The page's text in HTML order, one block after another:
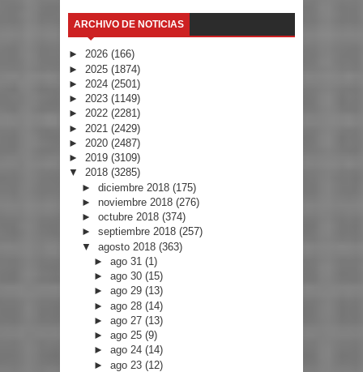
ARCHIVO DE NOTICIAS
► 2026 (166)
► 2025 (1874)
► 2024 (2501)
► 2023 (1149)
► 2022 (2281)
► 2021 (2429)
► 2020 (2487)
► 2019 (3109)
▼ 2018 (3285)
► diciembre 2018 (175)
► noviembre 2018 (276)
► octubre 2018 (374)
► septiembre 2018 (257)
▼ agosto 2018 (363)
►ago 31(1)
►ago 30(15)
►ago 29(13)
►ago 28(14)
►ago 27(13)
►ago 25(9)
►ago 24(14)
►ago 23(12)